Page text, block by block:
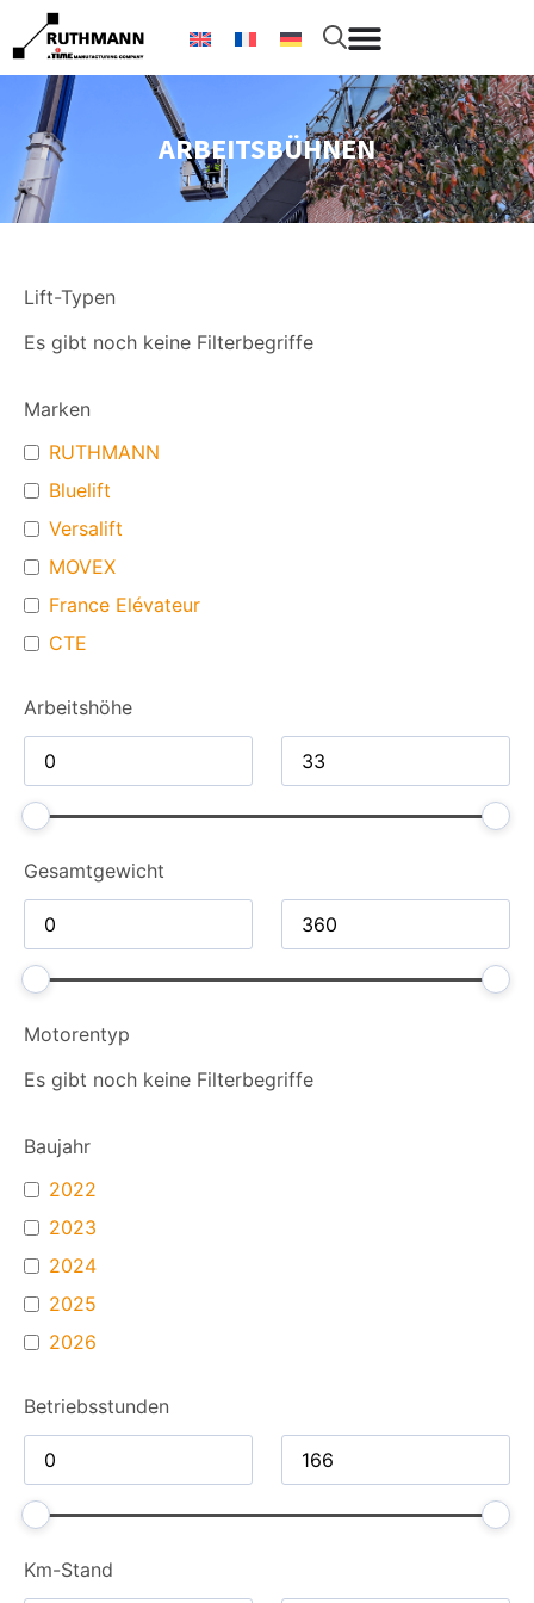
ARBEITSBÜHNEN
Lift-Typen
Es gibt noch keine Filterbegriffe
Marken
RUTHMANN
Bluelift
Versalift
MOVEX
France Elévateur
CTE
Arbeitshöhe
Gesamt­gewicht
Motorentyp
Es gibt noch keine Filterbegriffe
Baujahr
2022
2023
2024
2025
2026
Betriebsstunden
Km-Stand